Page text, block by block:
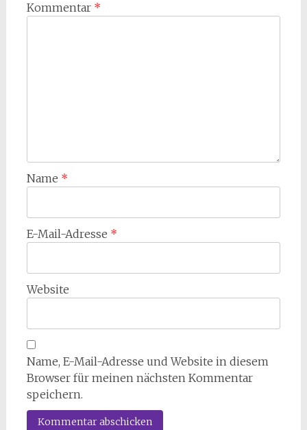
Kommentar *
Name *
E-Mail-Adresse *
Website
Name, E-Mail-Adresse und Website in diesem
Browser für meinen nächsten Kommentar
speichern.